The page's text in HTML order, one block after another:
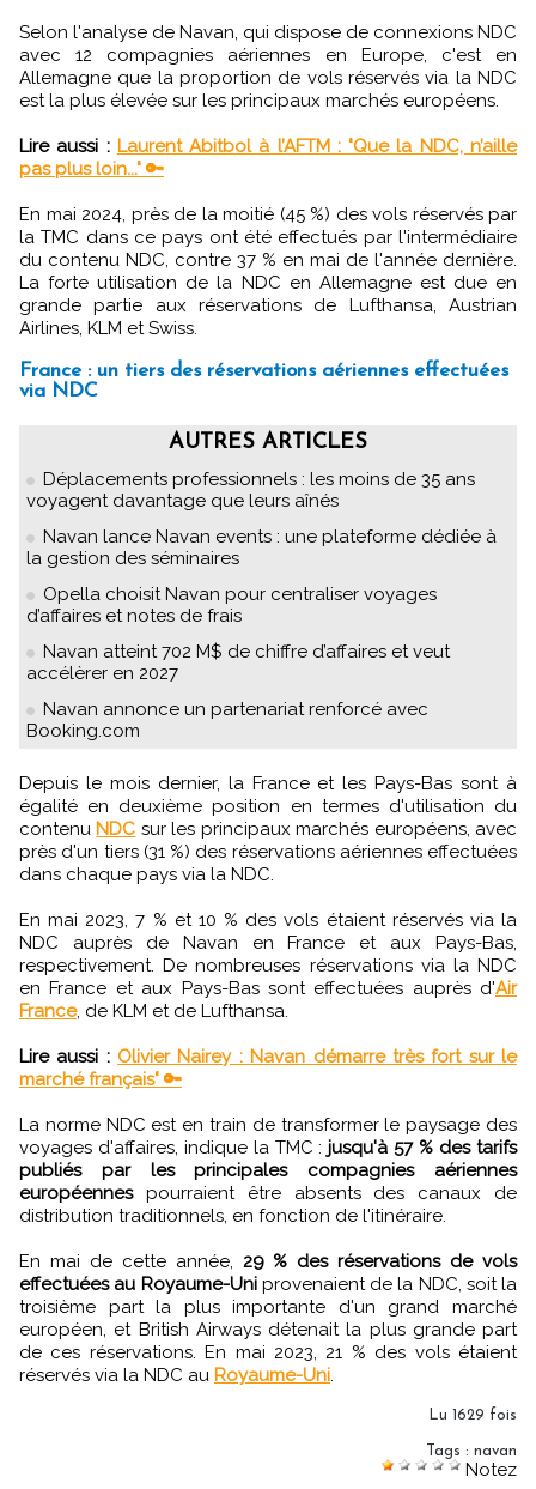
Selon l'analyse de Navan, qui dispose de connexions NDC
avec 12 compagnies aériennes en Europe, c'est en
Allemagne que la proportion de vols réservés via la NDC
est la plus élevée sur les principaux marchés européens.
Lire aussi : Laurent Abitbol à l’AFTM : "Que la NDC, n’aille
pas plus loin..." 🔑
En mai 2024, près de la moitié (45 %) des vols réservés par
la TMC dans ce pays ont été effectués par l'intermédiaire
du contenu NDC, contre 37 % en mai de l'année dernière.
La forte utilisation de la NDC en Allemagne est due en
grande partie aux réservations de Lufthansa, Austrian
Airlines, KLM et Swiss.
France : un tiers des réservations aériennes effectuées
via NDC
AUTRES ARTICLES
Déplacements professionnels : les moins de 35 ans
voyagent davantage que leurs aînés
Navan lance Navan events : une plateforme dédiée à
la gestion des séminaires
Opella choisit Navan pour centraliser voyages
d’affaires et notes de frais
Navan atteint 702 M$ de chiffre d’affaires et veut
accélèrer en 2027
Navan annonce un partenariat renforcé avec
Booking.com
Depuis le mois dernier, la France et les Pays-Bas sont à
égalité en deuxième position en termes d'utilisation du
contenu NDC sur les principaux marchés européens, avec
près d'un tiers (31 %) des réservations aériennes effectuées
dans chaque pays via la NDC.
En mai 2023, 7 % et 10 % des vols étaient réservés via la
NDC auprès de Navan en France et aux Pays-Bas,
respectivement. De nombreuses réservations via la NDC
en France et aux Pays-Bas sont effectuées auprès d'Air
France, de KLM et de Lufthansa.
Lire aussi : Olivier Nairey : Navan démarre très fort sur le
marché français" 🔑
La norme NDC est en train de transformer le paysage des
voyages d'affaires, indique la TMC :jusqu'à 57 % des tarifs
publiés par les principales compagnies aériennes
européennespourraient être absents des canaux de
distribution traditionnels, en fonction de l'itinéraire.
En mai de cette année, 29 % des réservations de vols
effectuées au Royaume-Uniprovenaient de la NDC, soit la
troisième part la plus importante d'un grand marché
européen, et British Airways détenait la plus grande part
de ces réservations. En mai 2023, 21 % des vols étaient
réservés via la NDC au Royaume-Uni.
Lu 1629 fois
Tags : navan
Notez